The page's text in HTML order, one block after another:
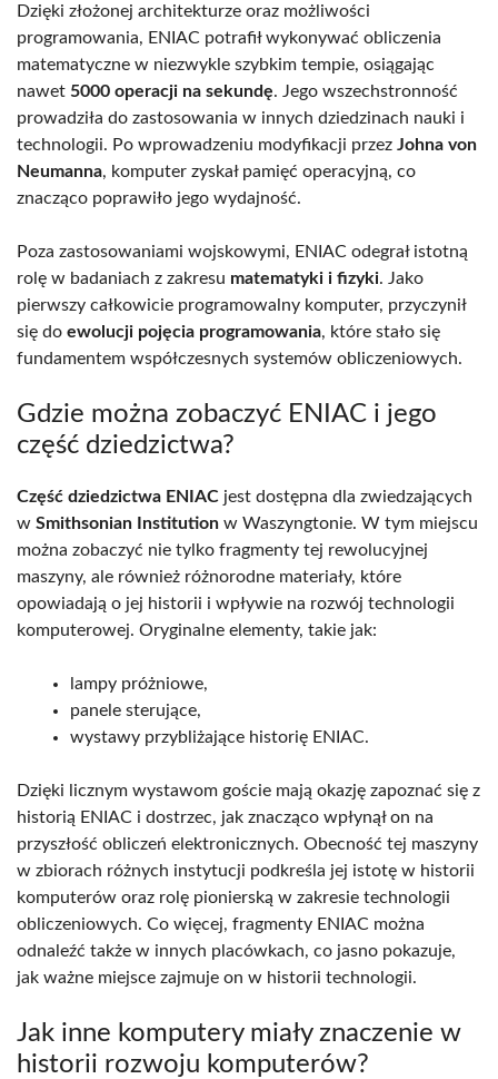
Dzięki złożonej architekturze oraz możliwości
programowania, ENIAC potrafił wykonywać obliczenia
matematyczne w niezwykle szybkim tempie, osiągając
nawet 5000 operacji na sekundę. Jego wszechstronność
prowadziła do zastosowania w innych dziedzinach nauki i
technologii. Po wprowadzeniu modyfikacji przez Johna von
Neumanna, komputer zyskał pamięć operacyjną, co
znacząco poprawiło jego wydajność.
Poza zastosowaniami wojskowymi, ENIAC odegrał istotną
rolę w badaniach z zakresu matematyki i fizyki. Jako
pierwszy całkowicie programowalny komputer, przyczynił
się do ewolucji pojęcia programowania, które stało się
fundamentem współczesnych systemów obliczeniowych.
Gdzie można zobaczyć ENIAC i jego
część dziedzictwa?
Część dziedzictwa ENIAC jest dostępna dla zwiedzających
w Smithsonian Institution w Waszyngtonie. W tym miejscu
można zobaczyć nie tylko fragmenty tej rewolucyjnej
maszyny, ale również różnorodne materiały, które
opowiadają o jej historii i wpływie na rozwój technologii
komputerowej. Oryginalne elementy, takie jak:
lampy próżniowe,
panele sterujące,
wystawy przybliżające historię ENIAC.
Dzięki licznym wystawom goście mają okazję zapoznać się z
historią ENIAC i dostrzec, jak znacząco wpłynął on na
przyszłość obliczeń elektronicznych. Obecność tej maszyny
w zbiorach różnych instytucji podkreśla jej istotę w historii
komputerów oraz rolę pionierską w zakresie technologii
obliczeniowych. Co więcej, fragmenty ENIAC można
odnaleźć także w innych placówkach, co jasno pokazuje,
jak ważne miejsce zajmuje on w historii technologii.
Jak inne komputery miały znaczenie w
historii rozwoju komputerów?